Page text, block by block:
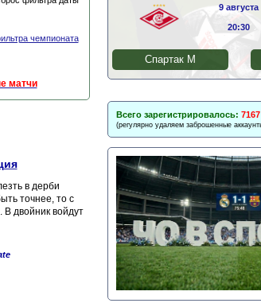
чемпионата
матчи
в дерби
точнее, то с
В двойник войдут
9 августа
20:30
Спартак М
Всего зарегистрировалось: 7167
(регулярно удаляем заброшенные